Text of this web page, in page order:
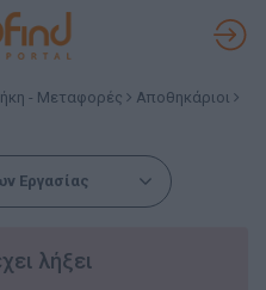
- Μεταφορές
Αποθηκάριοι
Εργασίας
λήξει